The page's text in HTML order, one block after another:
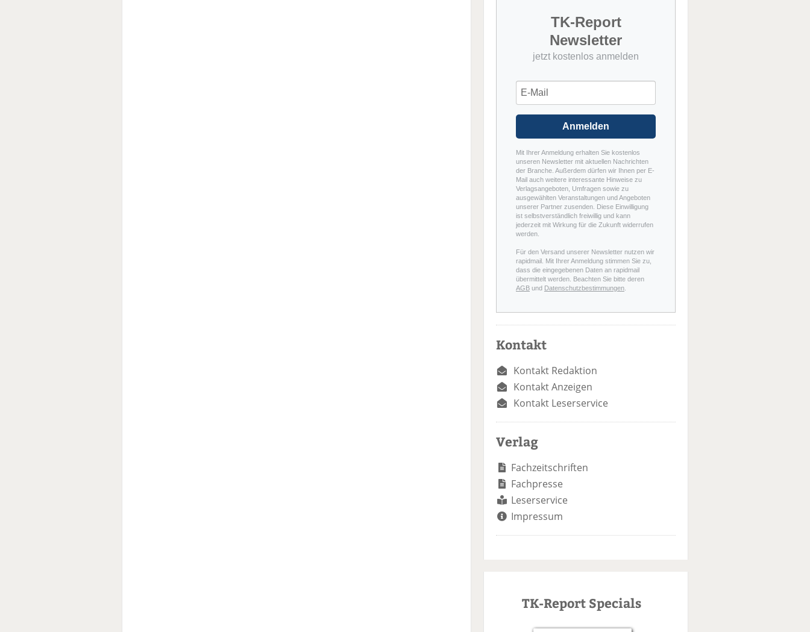
TK-Report
Newsletter
jetzt kostenlos anmelden
Anmelden
Mit Ihrer Anmeldung erhalten Sie kostenlos
unseren Newsletter mit aktuellen Nachrichten
der Branche. Außerdem dürfen wir Ihnen per E-
Mail auch weitere interessante Hinweise zu
Verlagsangeboten, Umfragen sowie zu
ausgewählten Veranstaltungen und Angeboten
unserer Partner zusenden. Diese Einwilligung
ist selbstverständlich freiwillig und kann
jederzeit mit Wirkung für die Zukunft widerrufen
werden.
Für den Versand unserer Newsletter nutzen wir
rapidmail. Mit Ihrer Anmeldung stimmen Sie zu,
dass die eingegebenen Daten an rapidmail
übermittelt werden. Beachten Sie bitte deren
AGB und Datenschutzbestimmungen
Kontakt
Kontakt Redaktion
Kontakt Anzeigen
Kontakt Leserservice
Verlag
Fachzeitschriften
Fachpresse
Leserservice
Impressum
TK-Report Specials